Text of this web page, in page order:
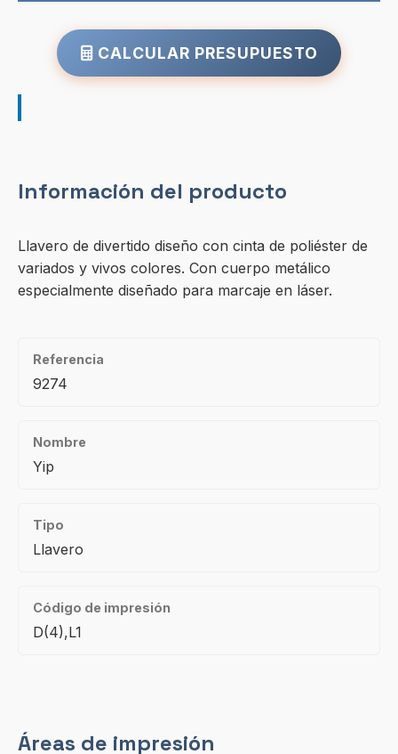
CALCULAR PRESUPUESTO
Información del producto
Llavero de divertido diseño con cinta de poliéster de
variados y vivos colores. Con cuerpo metálico
especialmente diseñado para marcaje en láser.
Referencia
9274
Nombre
Yip
Tipo
Llavero
Código de impresión
D(4),L1
Áreas de impresión